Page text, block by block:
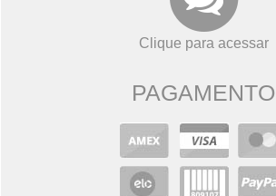
Clique para acessar
PAGAMENTO